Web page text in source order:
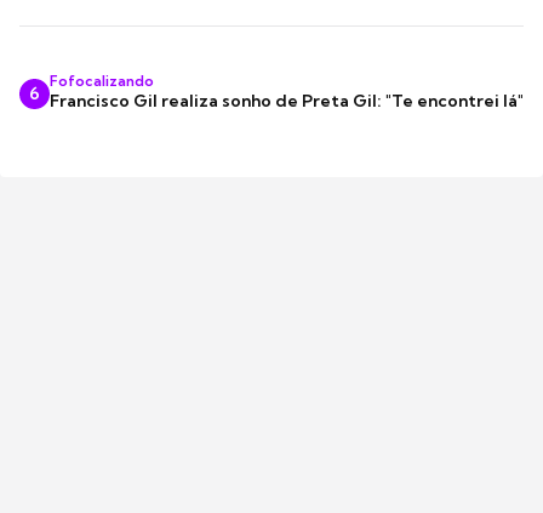
6
Fofocalizando
Francisco Gil realiza sonho de Preta Gil: "Te encontrei lá"